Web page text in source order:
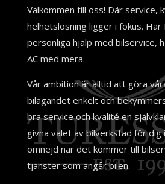
Välkommen till oss! Där service,
helhetslösning ligger i fokus. Här
personliga hjälp med bilservice,
AC med mera.
Vår ambition är alltid att göra
bilägandet enkelt och
bra service och kvalité en
givna valet av bilverkstad för dig
omnejd när det kommer till
tjänster som angår bilen.